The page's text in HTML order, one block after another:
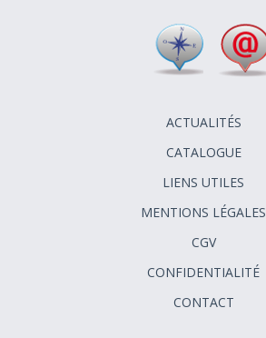
ACTUALITÉS
CATALOGUE
LIENS UTILES
MENTIONS LÉGALES
CGV
CONFIDENTIALITÉ
CONTACT